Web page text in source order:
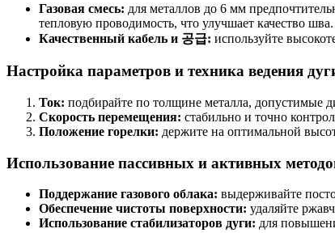
Газовая смесь: для металлов до 6 мм
тепловую проводимость, что улучшает качество шва.
Качественный кабель и 공급: используйте
Настройка параметров и техника ведения
Ток: подбирайте по толщине металла, допустимые
Скорость перемещения: стабильно и точно
Положение горелки: держите на оптимальной
Использование пассивных и активных
Поддержание газового облака: выдерживайте
Обеспечение чистоты поверхности: удаляйте
Использование стабилизаторов дуги: для